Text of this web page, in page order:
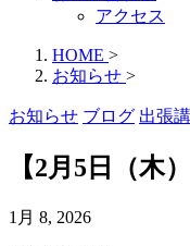
アクセス
HOME >
お知らせ >
お知らせ ブログ 出張
【2月5日（木
1月 8, 2026